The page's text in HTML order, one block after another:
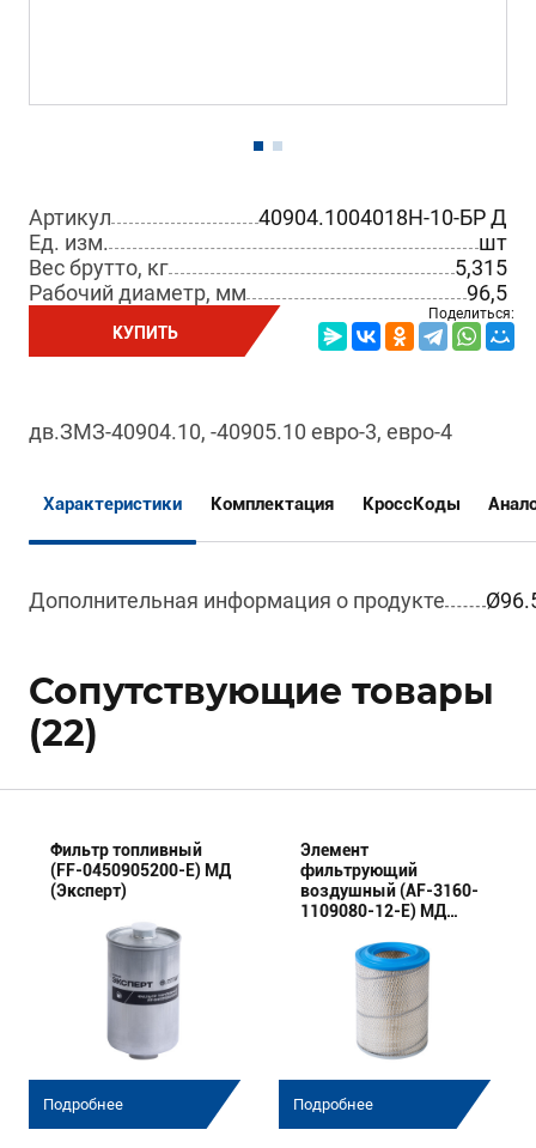
Артикул
40904.1004018Н-10-БР Д
Ед. изм.
шт
Вес брутто, кг
5,315
Рабочий диаметр, мм
96,5
КУПИТЬ
Поделиться:
дв.ЗМЗ-40904.10, -40905.10 евро-3, евро-4
Характеристики Комплектация КроссКоды
Дополнительная информация о продукте
Сопутствующие товары
(22)
Фильтр топливный
(FF-0450905200-E) МД
(Эксперт)
Подробнее
Элемент
фильтрующий
воздушный (AF-3160-
1109080-12-E) МД
Подробнее